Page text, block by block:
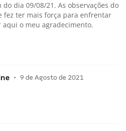
do dia 09/08/21. As observações do
fez ter mais força para enfrentar
o meu agradecimento.
• 9 de Agosto de 2021